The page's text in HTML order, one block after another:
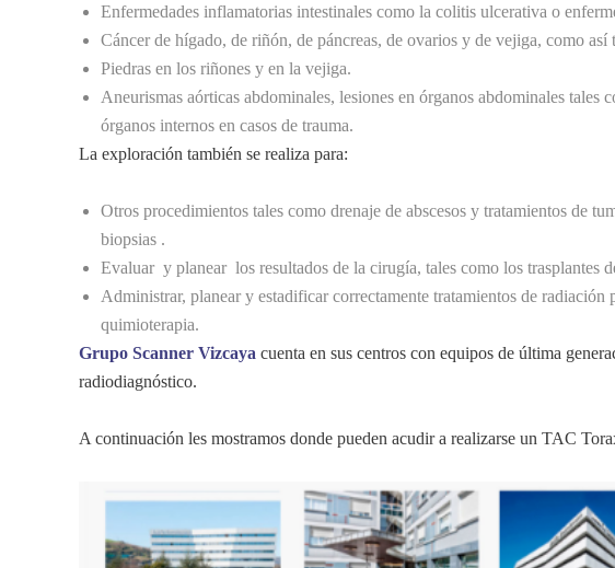
Enfermedades inflamatorias intestinales como la colitis ulcerativa o
Cáncer de hígado, de riñón, de páncreas, de ovarios y de vejiga, como así
Piedras en los riñones y en la vejiga.
Aneurismas aórticas abdominales, lesiones en órganos abdominales tales
órganos internos en casos de trauma.
La exploración también se realiza para:
Otros procedimientos tales como drenaje de abscesos y tratamientos de
biopsias .
Evaluar y planear los resultados de la cirugía, tales como los trasplantes
Administrar, planear y estadificar correctamente tratamientos de radiación
quimioterapia.
Grupo Scanner Vizcaya cuenta en sus centros con equipos de última
radiodiagnóstico.
A continuación les mostramos donde pueden acudir a realizarse un TAC